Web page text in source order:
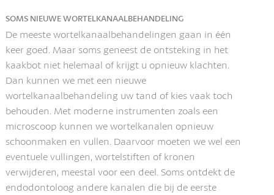
SOMS NIEUWE WORTELKANAALBEHANDELING
De meeste wortelkanaalbehandelingen gaan in één
keer goed. Maar soms geneest de ontsteking in het
kaakbot niet helemaal of krijgt u opnieuw klachten.
Dan kunnen we met een nieuwe
wortelkanaalbehandeling uw tand of kies vaak toch
behouden. Met moderne instrumenten zoals een
microscoop kunnen we wortelkanalen opnieuw
schoonmaken en vullen. Daarvoor moeten we wel een
eventuele vullingen, wortelstiften of kronen
verwijderen, meestal voor een deel. Soms ontdekt de
endodontoloog andere kanalen die bij de eerste